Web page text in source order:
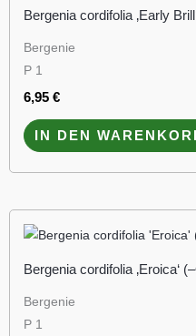
Bergenia cordifolia ‚Early
Bergenie
P 1
6,95 €
IN DEN
Bergenia cordifolia ‚Eroica‘
Bergenie
P 1